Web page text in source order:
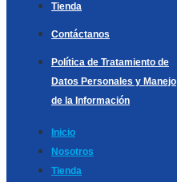
Tienda
Contáctanos
Política de Tratamiento de
Datos Personales y Manejo
de la Información
Inicio
Nosotros
Tienda